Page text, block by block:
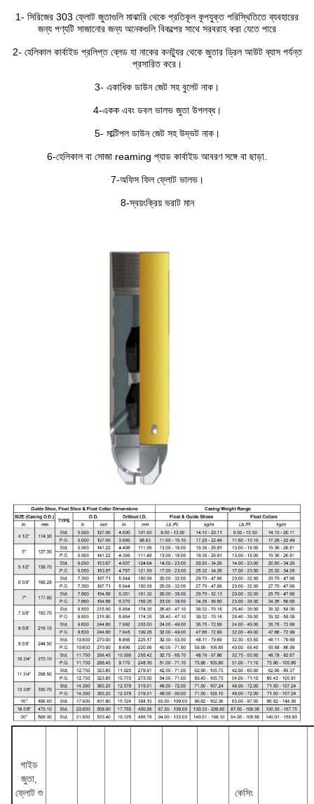
1- সিরিজের 303 ফ্লোট জুতাগুলি মাঝারি থেকে প্রতিকূল কূপযুক্ত পরিস্থিতিতে ব্যবহারের
জন্য পণ্যটি সাজানোর জন্য অনেকগুলি বিকল্পের সাথে সরবরাহ করা যেতে পারে
2- হেলিকাল কার্বাইড প্রলিপ্ত ব্লেড যা নাকের কনট্যুর থেকে জুতার ড্রিল আউট ব্যাস পর্যন্ত
প্রসারিত করে।
3- একাধিক ডাউন জেট সহ বুলেট নাক।
4-একক এবং ডবল ভালভ জুতা উপলব্ধ।
5- মাল্টিপল ডাউন জেট সহ উদ্ভট নাক।
6-হেলিকাল বা সোজা reaming প্যাড কার্বাইড আবরণ সঙ্গে বা ছাড়া.
7-অফিস ফিল ফ্লোট ভালভ।
8-স্বয়ংক্রিয় ভরাট মান
গাইড
জুতা,
ফ্লোট শু
কেসিং